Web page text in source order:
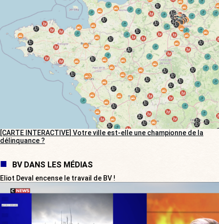
[CARTE INTERACTIVE] Votre ville est-elle une championne de la
délinquance ?
BV DANS LES MÉDIAS
Eliot Deval encense le travail de BV !